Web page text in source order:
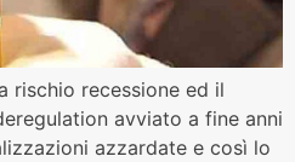
rischio recessione ed il
avviato a fine anni
azzardate e così lo